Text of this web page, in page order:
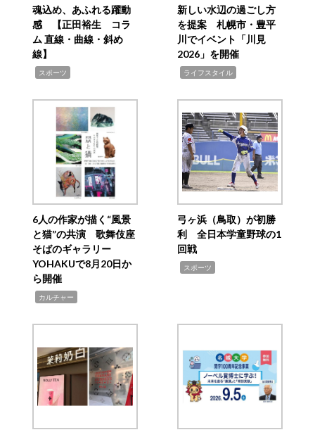
魂込め、あふれる躍動
感 【正田裕生 コラ
ム 直線・曲線・斜め
線】
スポーツ
新しい水辺の過ごし方
を提案 札幌市・豊平
川でイベント「川見
2026」を開催
ライフスタイル
6人の作家が描く“風景
と猫”の共演 歌舞伎座
そばのギャラリー
YOHAKUで8月20日か
ら開催
カルチャー
弓ヶ浜（鳥取）が初勝
利 全日本学童野球の1
回戦
スポーツ